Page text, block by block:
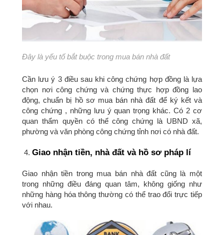
Đây là yếu tố bắt buộc trong mua bán nhà đất
Cần lưu ý 3 điều sau khi công chứng hợp đồng là lựa
chọn nơi công chứng và chứng thực hợp đồng lao
động, chuẩn bị hồ sơ mua bán nhà đất để ký kết và
công chứng , những lưu ý quan trọng khác. Có 2 cơ
quan thẩm quyền có thể công chứng là UBND xã,
phường và văn phòng công chứng tỉnh nơi có nhà đất.
Giao nhận tiền, nhà đất và hồ sơ pháp lí
Giao nhận tiền trong mua bán nhà đất cũng là một
trong những điều đáng quan tâm, không giống như
những hàng hóa thông thường có thể trao đổi trực tiếp
với nhau.